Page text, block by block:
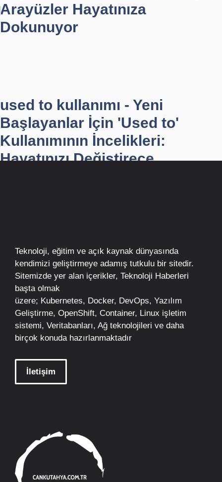
Arayüzler Hayatınıza
Dokunuyor
used to kullanımı - Yeni
Başlayanlar İçin 'Used to'
Kullanımının İncelikleri:
Hayatınızı Değiştirece...
Teknoloji, eğitim ve açık kaynak dünyasında
kendimizi geliştirmeye adamış tutkulu bir sitedir.
Sitemizde yer alan içerikler, Teknoloji Haberleri
başta olmak
üzere; Kubernetes, Docker, DevOps, Yazılım
Geliştirme, OpenShift, Container, Linux işletim
sistemi, Veritabanları, Ağ teknolojileri ve daha
birçok konuda hazırlanmaktadır
İletişim